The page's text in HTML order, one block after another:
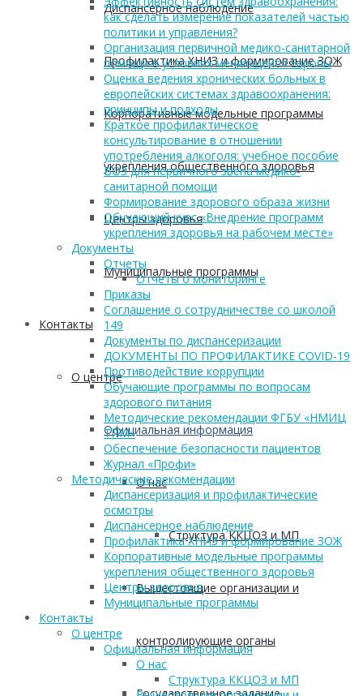
Диспансерное наблюдение
Профилактика ХНИЗ и формирование ЗОЖ
Корпоративные модельные программы
укрепления общественного здоровья
Центры здоровья
Муниципальные программы
Контакты
О центре
Официальная информация
О нас
Структура ККЦОЗ и МП
Вышестоящие организации и
контролирующие органы
как сделать измерение показателей частью
политики и управления?
Организация первичной медико-санитарной
помощи в условиях меняющейся Европы
Оценка ведения хронических больных в
европейских системах здравоохранения:
принципы и подходы
Краткое профилактическое
консультирование в отношении
употребления алкоголя: учебное пособие
ВОЗ для первичного звена медико-
санитарной помощи
Формирование здорового образа жизни
Обучающий курс «Внедрение программ
укрепления здоровья на рабочем месте»
Документы
Отчеты
Отчеты о мониторинге
Приказы
Соглашение о сотрудничестве со школой
149
Документы по диспансеризации
ДОКУМЕНТЫ ПО ПРОФИЛАКТИКЕ COVID-19
Противодействие коррупции
Обучающие программы по вопросам
здорового питания
Методические рекомендации ФГБУ «НМИЦ
ТПМ»
Обеспечение безопасности пациентов
Журнал «Профи»
Методические рекомендации
Диспансеризация и профилактические
осмотры
Диспансерное наблюдение
Профилактика ХНИЗ и формирование ЗОЖ
Корпоративные модельные программы
укрепления общественного здоровья
Центры здоровья
Муниципальные программы
Контакты
О центре
Официальная информация
О нас
Структура ККЦОЗ и МП